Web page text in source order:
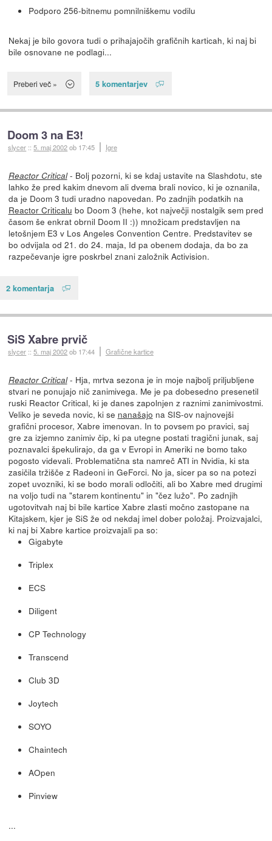
Podporo 256-bitnemu pomnilniškemu vodilu
Nekaj je bilo govora tudi o prihajajočih grafičnih karticah, ki naj bi
bile osnovane ne podlagi...
Preberi več » 5 komentarjev
Doom 3 na E3!
slycer ::5. maj 2002ob 17:45 Igre
Reactor Critical- Bolj pozorni, ki se kdaj ustavite na Slashdotu, ste
lahko že pred kakim dnevom ali dvema brali novico, ki je oznanila,
da je Doom 3 tudi uradno napovedan. Po zadnjih podatkih na
Reactor Criticalu bo Doom 3 (hehe, kot največji nostalgik sem pred
časom še enkrat obrnil Doom II :)) množicam predstavljen na
letošnjem E3 v Los Angeles Convention Centre. Predstavitev se
bo odvijala od 21. do 24. maja, Id pa obenem dodaja, da bo za
razpečevanje igre poskrbel znani založnik Activision.
2 komentarja
SiS Xabre prvič
slycer ::5. maj 2002ob 17:44 Grafične kartice
Reactor Critical- Hja, mrtva sezona je in moje najbolj priljubljene
stvari ne ponujajo nič zanimivega. Me je pa dobesedno presenetil
ruski Reactor Critical, ki je danes zapolnjen z raznimi zanimivostmi.
Veliko je seveda novic, ki se nanašajo na SIS-ov najnovejši
grafični procesor, Xabre imenovan. In to povsem po pravici, saj
gre za izjemno zanimiv čip, ki pa utegne postati tragični junak, saj
poznavalci špekulirajo, da ga v Evropi in Ameriki ne bomo tako
pogosto videvali. Problematična sta namreč ATI in Nvidia, ki sta
zasičila tržišče z Radeoni in GeForci. No ja, sicer pa so na potezi
zopet uvozniki, ki se bodo morali odločiti, ali bo Xabre med drugimi
na voljo tudi na "starem kontinentu" in "čez lužo". Po zadnjih
ugotovitvah naj bi bile kartice Xabre zlasti močno zastopane na
Kitajskem, kjer je SiS že od nekdaj imel dober položaj. Proizvajalci,
ki naj bi Xabre kartice proizvajali pa so:
Gigabyte
Triplex
ECS
Diligent
CP Technology
Transcend
Club 3D
Joytech
SOYO
Chaintech
AOpen
Pinview
...